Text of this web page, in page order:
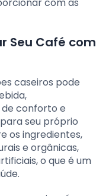
Seu Café com
caseiros pode
conforto e
seu próprio
os ingredientes,
e orgânicas,
o que é um